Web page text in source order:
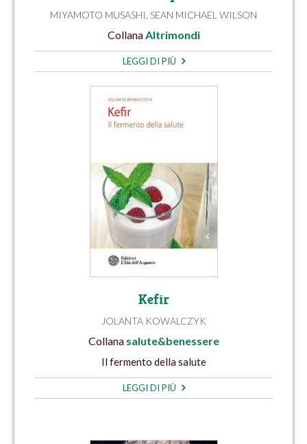
MIYAMOTO MUSASHI SEAN MICHAEL WILSON
CollanaAltrimondi
LEGGI DI PIÙ
Kefir
JOLANTA KOWALCZYK
Collana salute&benessere
Il fermento della salute
LEGGI DI PIÙ